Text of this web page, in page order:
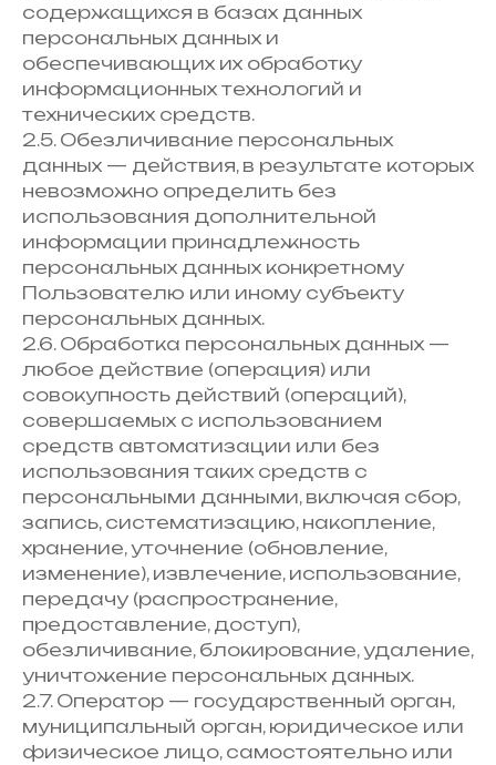
содержащихся в базах данных
персональных данных и
обеспечивающих их обработку
информационных технологий и
технических средств.
2.5. Обезличивание персональных
данных — действия, в результате которых
невозможно определить без
использования дополнительной
информации принадлежность
персональных данных конкретному
Пользователю или иному субъекту
персональных данных.
2.6. Обработка персональных данных —
любое действие (операция) или
совокупность действий (операций),
совершаемых с использованием
средств автоматизации или без
использования таких средств с
персональными данными, включая сбор,
запись, систематизацию, накопление,
хранение, уточнение (обновление,
изменение), извлечение, использование,
передачу (распространение,
предоставление, доступ),
обезличивание, блокирование, удаление,
уничтожение персональных данных.
2.7. Оператор — государственный орган,
муниципальный орган, юридическое или
физическое лицо, самостоятельно или